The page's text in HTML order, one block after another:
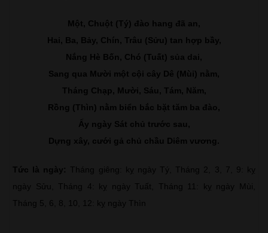
Một, Chuột (Tý) đào hang đã an,
Hai, Ba, Bảy, Chín, Trâu (Sửu) tan hợp bầy,
Nắng Hè Bốn, Chó (Tuất) sủa dai,
Sang qua Mười một cội cây Dê (Mùi) nằm,
Tháng Chạp, Mười, Sáu, Tám, Năm,
Rồng (Thìn) nằm biển bắc bặt tăm ba đào,
Ấy ngày Sát chủ trước sau,
Dựng xây, cưới gả chủ chầu Diêm vương.
Tức là ngày: Tháng giêng: kỵ ngày Tý, Tháng 2, 3, 7, 9: kỵ
ngày Sửu, Tháng 4: kỵ ngày Tuất, Tháng 11: kỵ ngày Mùi,
Tháng 5, 6, 8, 10, 12: kỵ ngày Thìn